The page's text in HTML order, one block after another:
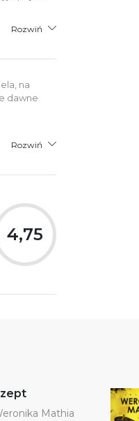
Rozwiń
na
dawne
Rozwiń
4,75
Mathia